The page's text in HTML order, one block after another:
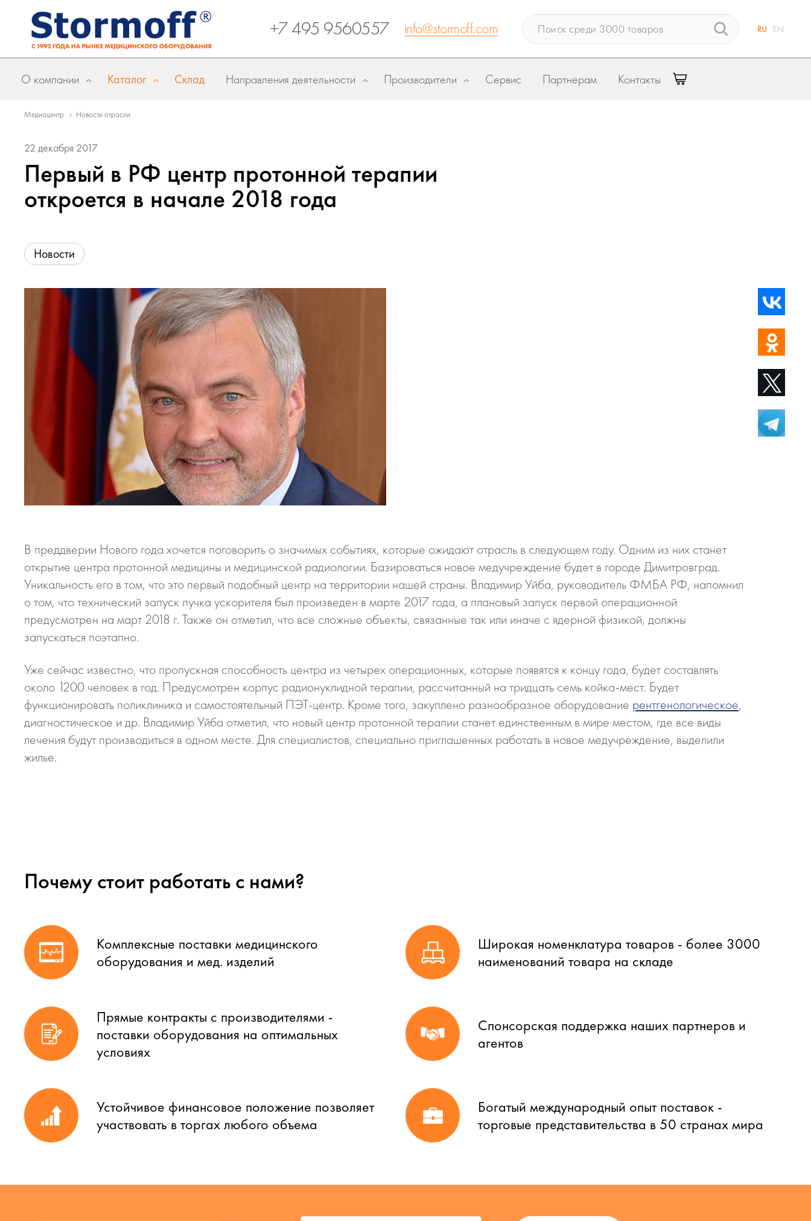
+7 495 9560557 info@stormoff.com RU EN
О компании Каталог Склад Направления деятельности Производители Сервис Партнерам Контакты
Медиацентр » Новости отрасли
22 декабря 2017
Первый в РФ центр протонной терапии
откроется в начале 2018 года
Новости
В преддверии Нового года хочется поговорить о значимых событиях, которые ожидают отрасль в следующем году. Одним из них станет
открытие центра протонной медицины и медицинской радиологии. Базироваться новое медучреждение будет в городе Димитровград.
Уникальность его в том, что это первый подобный центр на территории нашей страны. Владимир Уйба, руководитель ФМБА РФ, напомнил
о том, что технический запуск пучка ускорителя был произведен в марте 2017 года, а плановый запуск первой операционной
предусмотрен на март 2018 г. Также он отметил, что все сложные объекты, связанные так или иначе с ядерной физикой, должны
запускаться поэтапно.
Уже сейчас известно, что пропускная способность центра из четырех операционных, которые появятся к концу года, будет составлять
около 1200 человек в год. Предусмотрен корпус радионуклидной терапии, рассчитанный на тридцать семь койка-мест. Будет
функционировать поликлиника и самостоятельный ПЭТ-центр. Кроме того, закуплено разнообразное оборудование рентгенологическое,
диагностическое и др. Владимир Уйба отметил, что новый центр протонной терапии станет единственным в мире местом, где все виды
лечения будут производиться в одном месте. Для специалистов, специально приглашенных работать в новое медучреждение, выделили
жилье.
Почему стоит работать с нами?
Комплексные поставки медицинского
оборудования и мед. изделий
Прямые контракты с производителями -
поставки оборудования на оптимальных
условиях
Устойчивое финансовое положение позволяет
участвовать в торгах любого объема
Широкая номенклатура товаров - более 3000
наименований товара на складе
Спонсорская поддержка наших партнеров и
агентов
Богатый международный опыт поставок -
торговые представительства в 50 странах мира